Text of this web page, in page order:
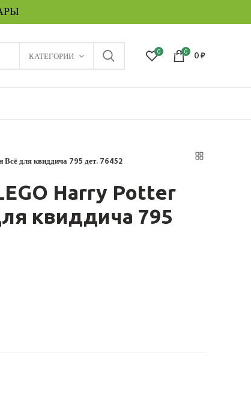
КАТЕГОРИИ 0 0 0₽
для квиддича 795 дет. 76452
Harry Potter
квиддича 795